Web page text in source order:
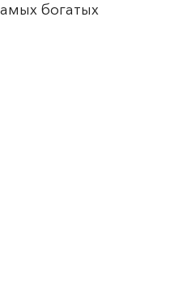
богатых